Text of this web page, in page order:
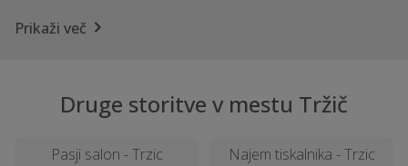
Prikaži več
Druge storitve v mestu Tržič
Pasji salon - Trzic Najem tiskalnika - Trzic